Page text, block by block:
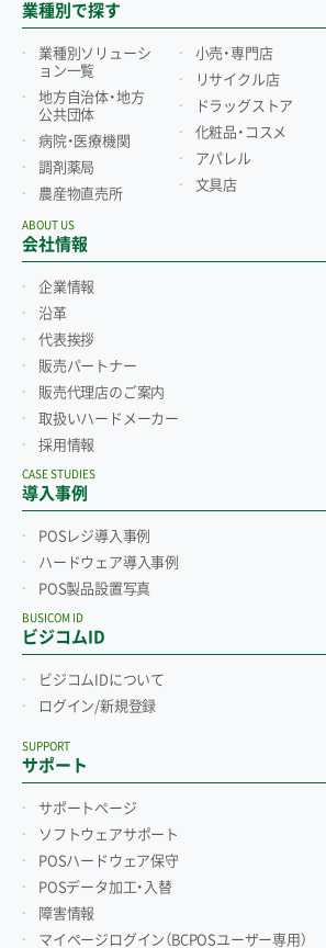
業種別で探す
業種別ソリューシ
ョン一覧
地方自治体・地方
公共団体
病院・医療機関
調剤薬局
農産物直売所
小売・専門店
リサイクル店
ドラッグストア
化粧品・コスメ
アパレル
文具店
会社情報
ABOUT US
企業情報
沿革
代表挨拶
販売パートナー
販売代理店のご案内
取扱いハードメーカー
採用情報
導入事例
CASE STUDIES
POSレジ導入事例
ハードウェア導入事例
POS製品設置写真
ビジコムID
BUSICOM ID
ビジコムIDについて
ログイン/新規登録
サポート
SUPPORT
サポートページ
ソフトウェアサポート
POSハードウェア保守
POSデータ加工・入替
障害情報
マイページログイン （BCPOSユーザー専用）